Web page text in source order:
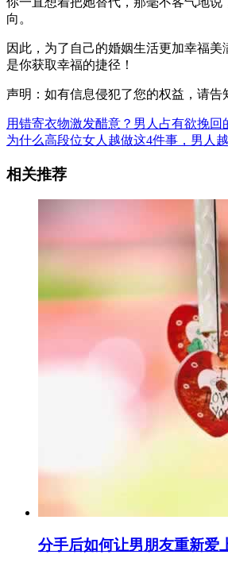
向。
因此，为了自己的婚姻生活更加幸福
是你获取幸福的捷径！
声明：如有信息侵犯了您的权益，请告
用错寄衣物激发醋意？男人占有欲挽回
为什么高段位女人越做这4件事，男人
相关推荐
分手后如何让男朋友重新爱